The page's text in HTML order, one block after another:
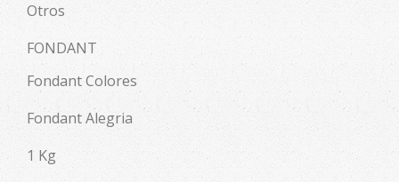
Otros
FONDANT
Fondant Colores
Fondant Alegria
1 Kg